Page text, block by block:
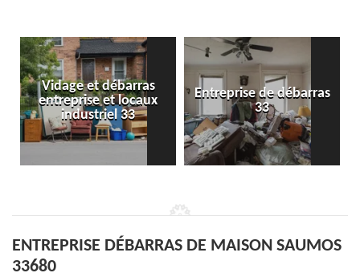
Entreprise de débarras
33
Débarras
d'appartement 33
ENTREPRISE DÉBARRAS DE MAISON SAUMOS
33680